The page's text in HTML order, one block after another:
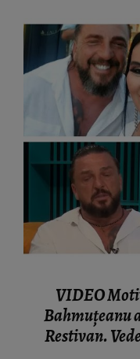
VIDEO
Bahmuțeanu
Restivan.